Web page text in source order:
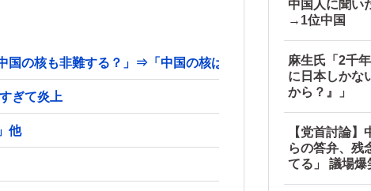
国の核も非難する？」⇒「中国の核は綺麗な核！」
ぎて炎上
他
中国人に聞い
→1位中国
麻生氏「2千
に日本しかな
から？』」
【党首討論
らの答弁、残
てる」 議場爆